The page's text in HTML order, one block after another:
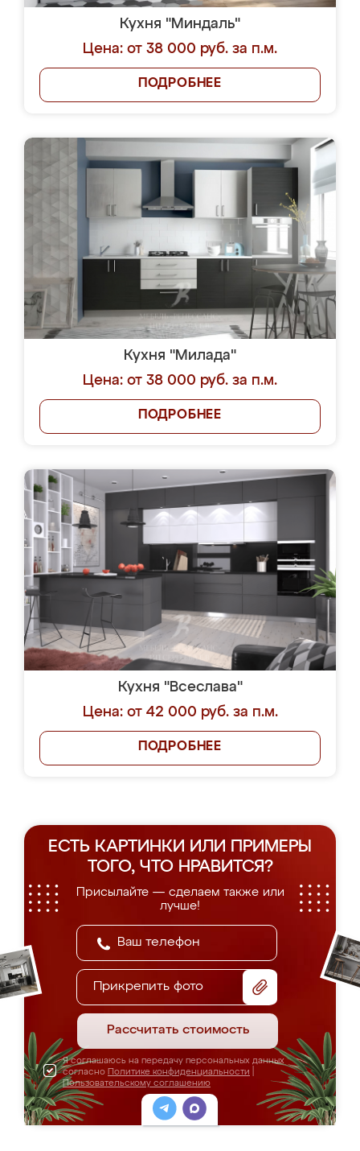
Кухня "Миндаль"
Цена: от 38 000 руб. за п.м.
ПОДРОБНЕЕ
Кухня "Милада"
Цена: от 38 000 руб. за п.м.
ПОДРОБНЕЕ
Кухня "Всеслава"
Цена: от 42 000 руб. за п.м.
ПОДРОБНЕЕ
ЕСТЬ КАРТИНКИ ИЛИ ПРИМЕРЫ
ТОГО, ЧТО НРАВИТСЯ?
Присылайте — сделаем также или
лучше!
Прикрепить фото
Рассчитать стоимость
Я соглашаюсь на передачу персональных данных
согласно Политике конфиденциальности
Пользовательскому соглашению